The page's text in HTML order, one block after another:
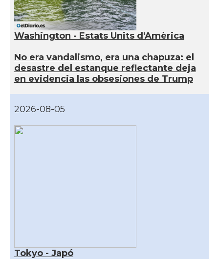
Washington - Estats Units d'Amèrica
No era vandalismo, era una chapuza: el
desastre del estanque reflectante deja
en evidencia las obsesiones de Trump
2026-08-05
Tokyo - Japó